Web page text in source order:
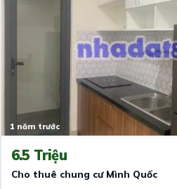
1 năm trước
6.5 Triệu
Cho thuê chung cư Mình Quốc